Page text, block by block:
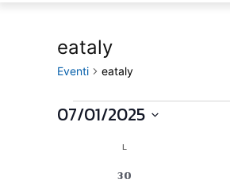
eataly
Eventi eataly
Eventi
07/01/2025
Calendario
L
0
30